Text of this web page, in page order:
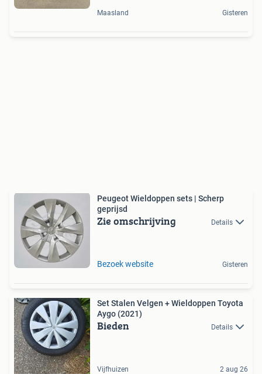
Maasland Gisteren
Peugeot Wieldoppen sets | Scherp
geprijsd
Zie omschrijving Details
Bezoek website Gisteren
Set Stalen Velgen + Wieldoppen Toyota
Aygo (2021)
Bieden Details
Vijfhuizen 2 aug 26